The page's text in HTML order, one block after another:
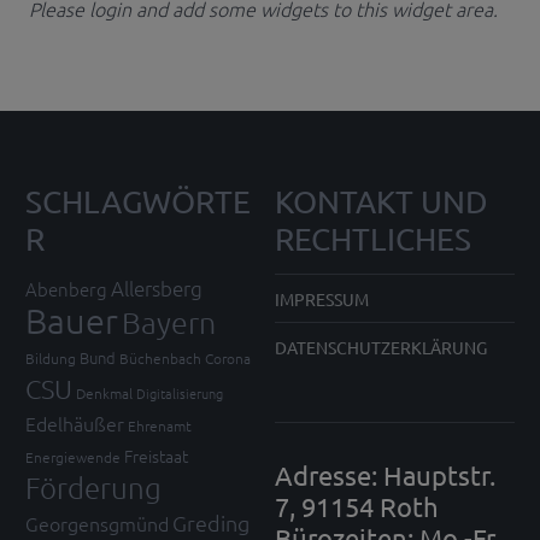
Please login and add some widgets to this widget area.
SCHLAGWÖRTE
R
Abenberg Allersberg
Bauer Bayern
Bildung Bund Büchenbach Corona
CSU Denkmal Digitalisierung
Edelhäußer Ehrenamt
Energiewende Freistaat
Förderung
Georgensgmünd Greding
KONTAKT UND
RECHTLICHES
IMPRESSUM
DATENSCHUTZERKLÄRUNG
Adresse: Hauptstr.
7, 91154 Roth